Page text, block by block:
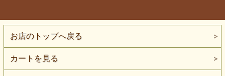
お店のトップへ戻る
カートを見る